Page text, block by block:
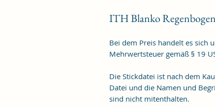
ITH Blanko
Bei dem Preis handelt es sich
Mehrwertsteuer gemäß § 19
Die Stickdatei ist nach dem
Datei und die Namen und
sind nicht mitenthalten.